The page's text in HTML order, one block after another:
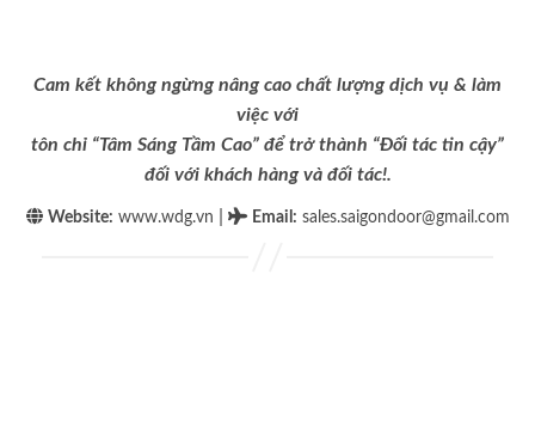
Cam kết không ngừng nâng cao chất lượng dịch vụ & làm
việc với
tôn chỉ “Tâm Sáng Tầm Cao” để trở thành “Đối tác tin cậy”
đối với khách hàng và đối tác!.
Website: www.wdg.vn Email : sales.saigondoor@gmail.com